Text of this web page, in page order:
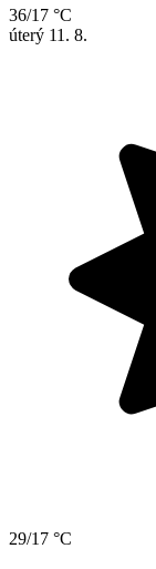
36/17 °C
úterý 11. 8.
29/17 °C